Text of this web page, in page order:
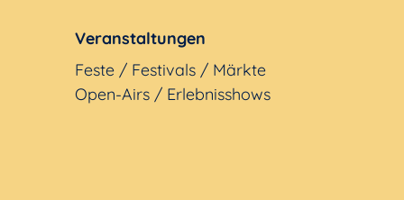
Veranstaltungen
Feste / Festivals / Märkte
Open-Airs / Erlebnisshows